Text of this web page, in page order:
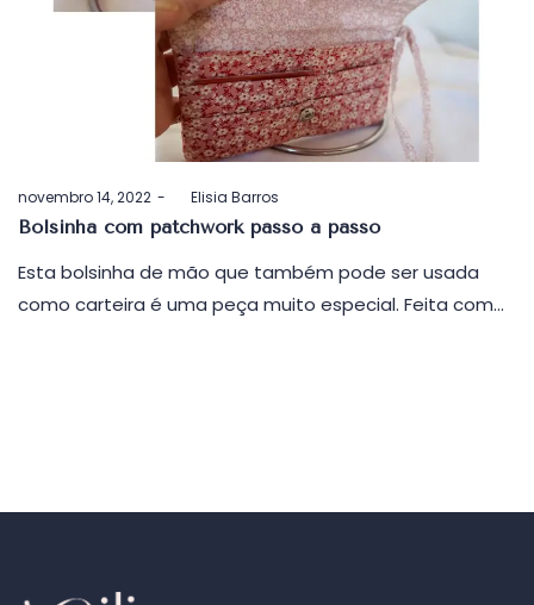
Postado
em
novembro 14, 2022 byElisia Barros
Bolsinha com patchwork passo a passo
Esta bolsinha de mão que também pode ser usada
como carteira é uma peça muito especial. Feita com…